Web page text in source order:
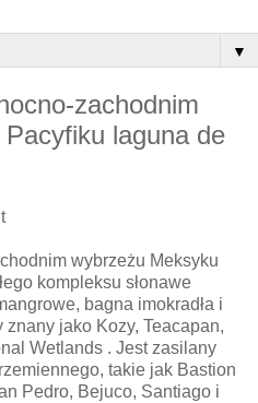
▼
zachodnim
laguna de
wybrzeżu Meksyku
kompleksu słonawe
bagna imokradła i
jako Kozy, Teacapan,
Wetlands . Jest zasilany
takie jak Bastion
Pedro, Bejuco, Santiago i